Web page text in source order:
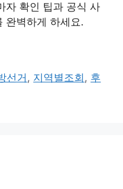
자 확인 팁과 공식 사
완벽하게 하세요.
선거 , 지역별조회 , 후